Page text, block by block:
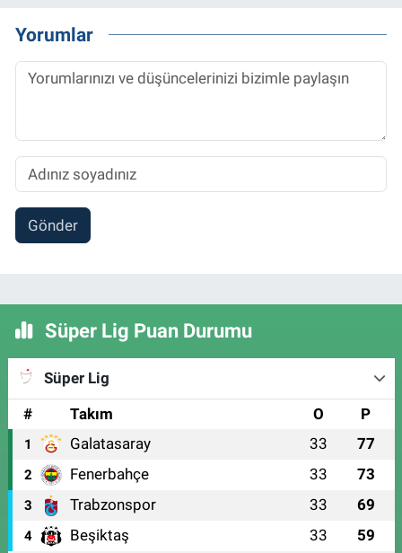
Yorumlar
Gönder
Süper Lig Puan Durumu
Süper Lig
#
Takım O P
1 Galatasaray 33 77
2 Fenerbahçe 33 73
3 Trabzonspor 33 69
4 Beşiktaş 33 59